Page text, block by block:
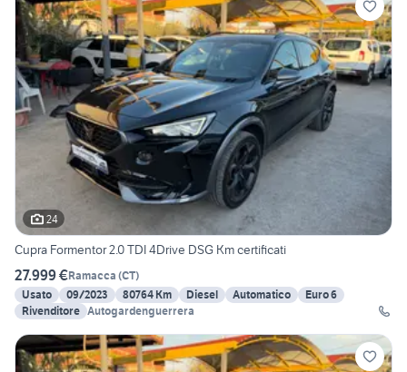
24
Cupra Formentor 2.0 TDI 4Drive DSG Km certificati
27.999 €Ramacca (CT)
Usato
09/2023 80764 Km Diesel Automatico
Euro 6
Rivenditore Autogardenguerrera